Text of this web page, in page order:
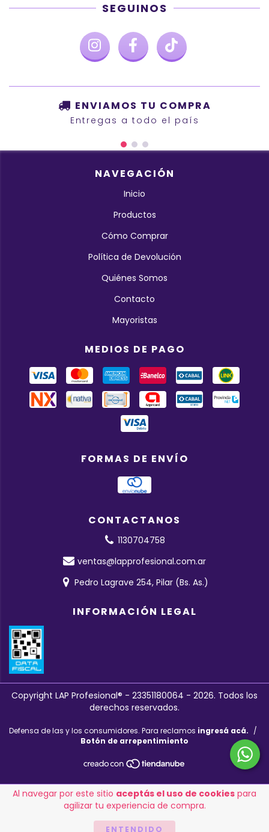
Al navegar por este sitio aceptás el uso de cookies para
agilizar tu experiencia de compra.
ENTENDIDO
SEGUINOS
ENVIAMOS TU COMPRA
Entregas a todo el país
NAVEGACIÓN
Inicio
Productos
Cómo Comprar
Política de Devolución
Quiénes Somos
Contacto
Mayoristas
MEDIOS DE PAGO
FORMAS DE ENVÍO
CONTACTANOS
1130704758
ventas@lapprofesional.com.ar
Pedro Lagrave 254, Pilar (Bs. As.)
INFORMACIÓN LEGAL
Copyright LAP Profesional® - 23351180064 - 2026. Todos los
derechos reservados.
Defensa de las y los consumidores. Para reclamos ingresá acá. /
Botón de arrepentimiento